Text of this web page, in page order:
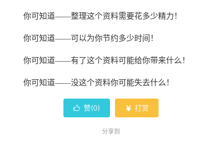
你可知道——整理这个资料需要花多少精力 ！
你可知道——可以为你节约多少时间！
你可知道——有了这个资料可能给你带来什么！
你可知道——没这个资料你可能失去什么 ！
 赞(0)  打赏
分享到